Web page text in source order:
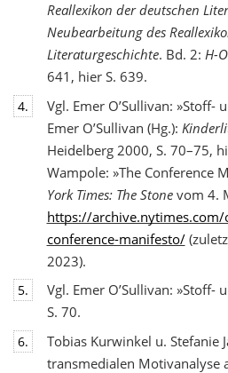
Reallexikon der deutschen
Neubearbeitung des
Literaturgeschichte. Bd. 2: H-O
641, hier S. 639.
4.
Vgl. Emer O’Sullivan: »Stoff-
Emer O’Sullivan (Hg.):
Heidelberg 2000, S. 70–75,
Wampole: »The Conference
York Times: The Stonevom 4.
https://
conference-manifesto/
2023).
5.
Vgl. Emer O’Sullivan: »Stoff-
S. 70.
6.
Tobias Kurwinkel u. Stefanie
transmedialen Motivanalyse